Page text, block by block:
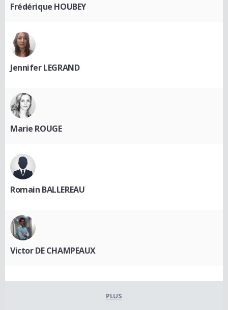
Frédérique HOUBEY
Jennifer LEGRAND
Marie ROUGE
Romain BALLEREAU
Victor DE CHAMPEAUX
PLUS